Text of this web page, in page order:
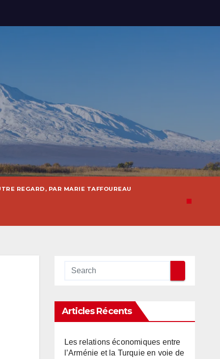
REGARD, PAR MARIE TAFFOUREAU
Articles Récents
Les relations économiques entre
l’Arménie et la Turquie en voie de